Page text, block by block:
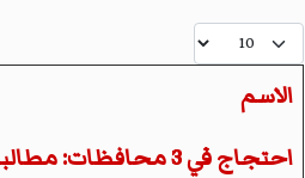
عدد الإظهارات:
المقالات
الاسم
احتجاج في 3 محافظات: مطالبات بالمستحقات والخدمات